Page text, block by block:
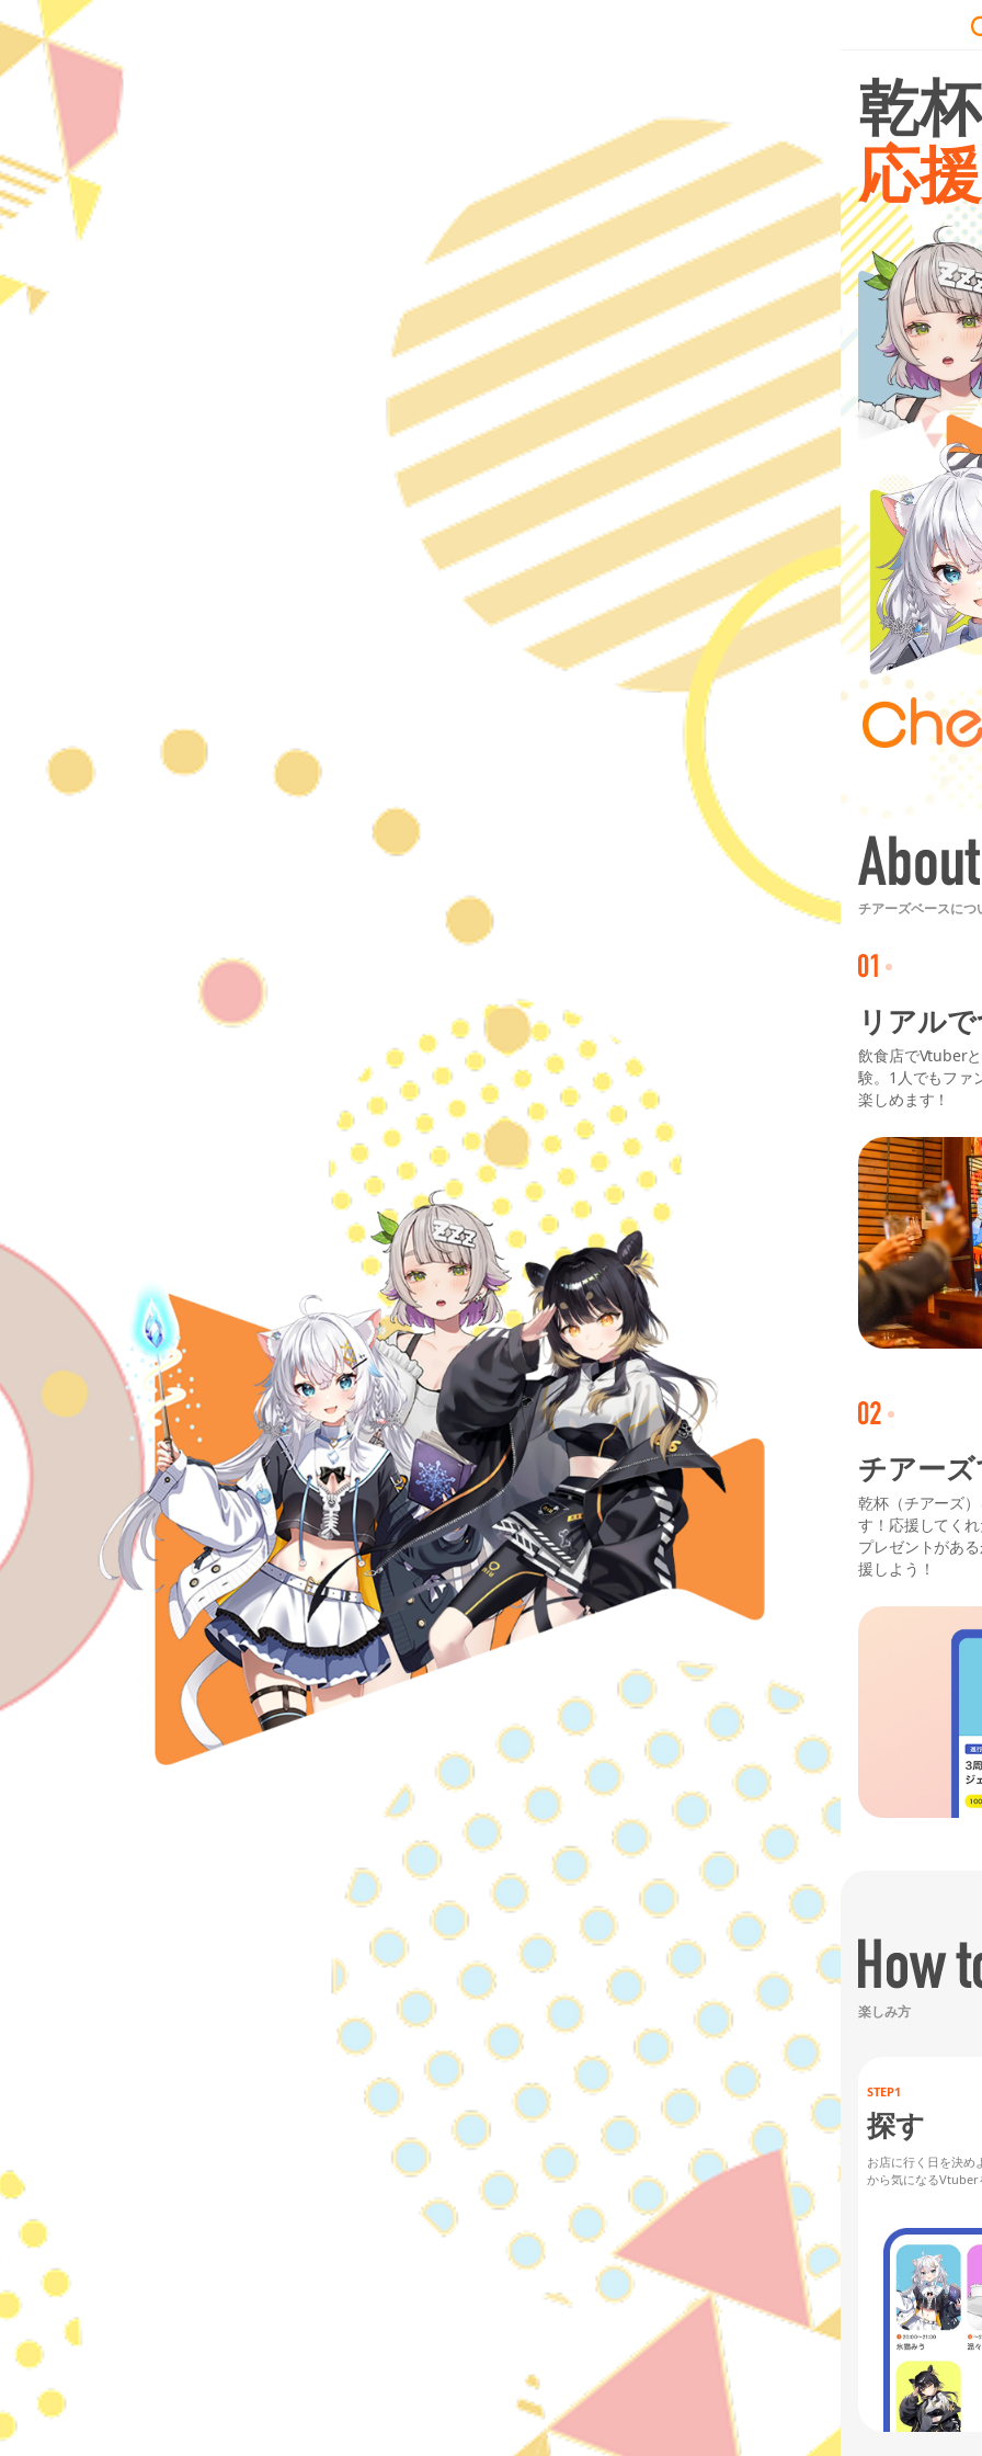
乾
応援
チアーズベースにつ
リアル
飲食店でVtuber
験。1人でもファ
楽しめます！
チアー
乾杯（チアーズ
す！応援してく
プレゼントがあ
援しよう！
楽しみ方
STEP1
探す
お店に行く日を決め
から気になるVtuber